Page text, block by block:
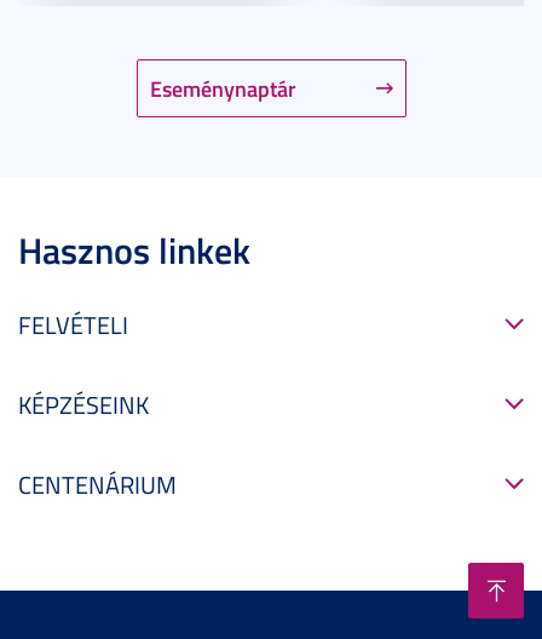
Eseménynaptár
Hasznos linkek
FELVÉTELI
KÉPZÉSEINK
CENTENÁRIUM